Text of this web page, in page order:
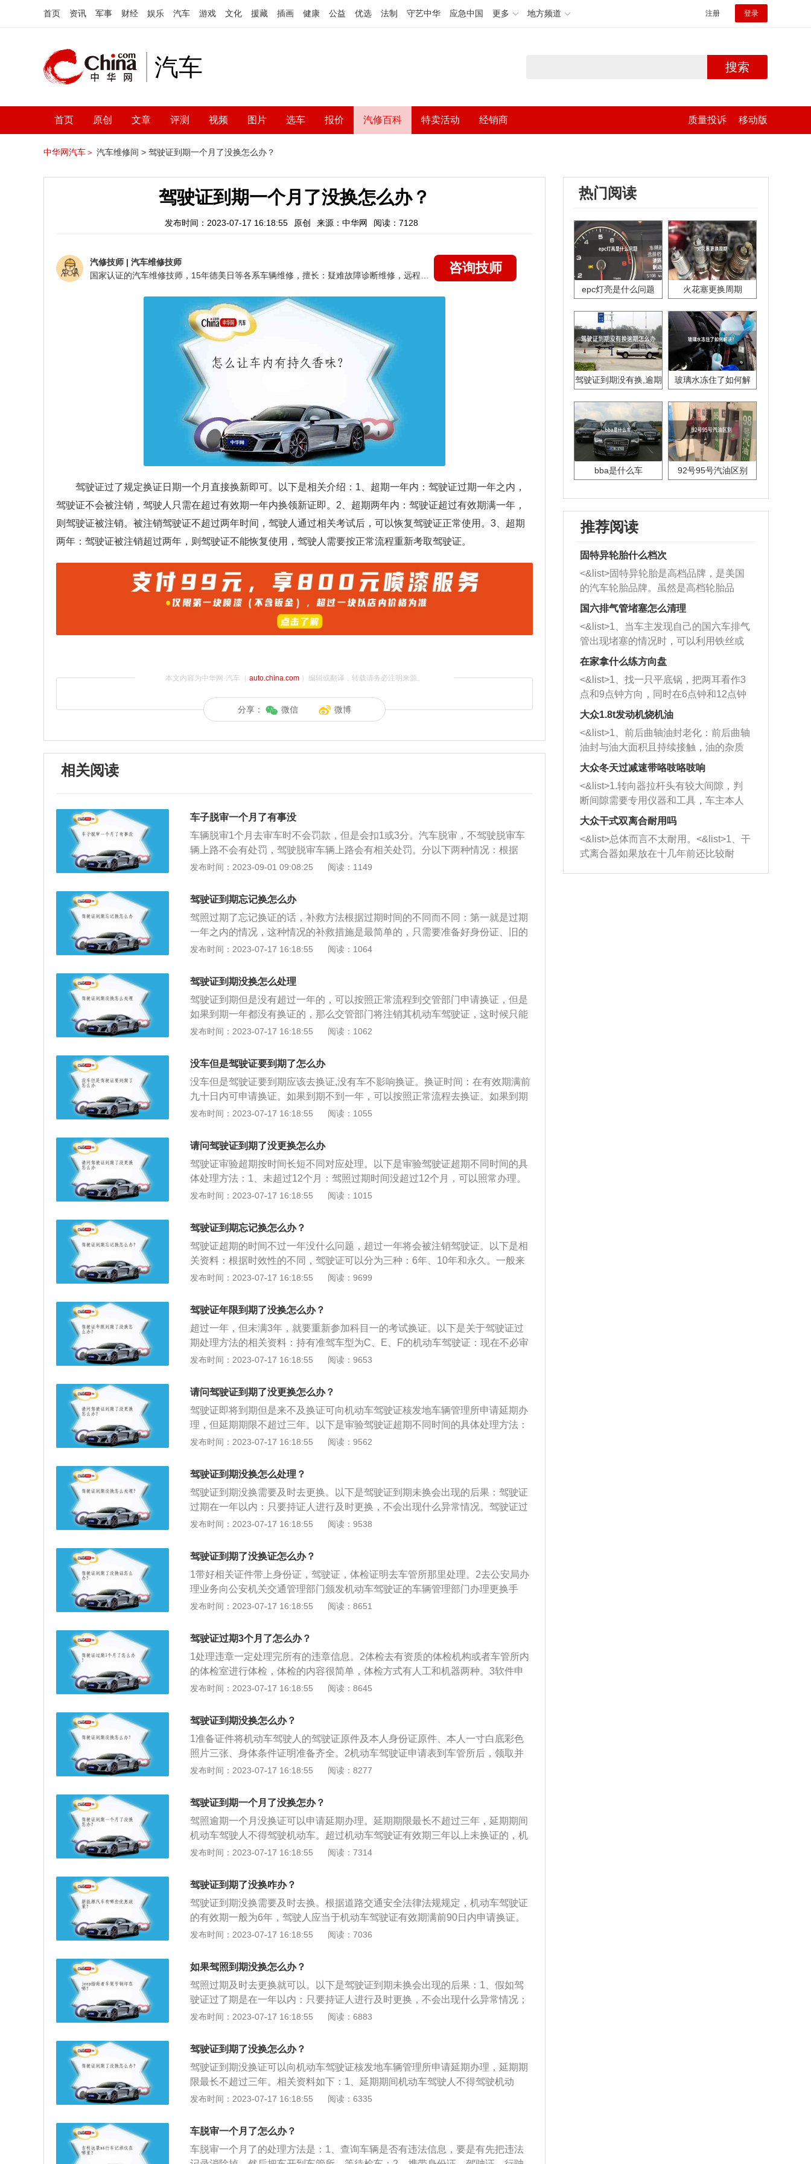
首页 资讯 军事 财经 娱乐 汽车 游戏 文化 援藏 插画 健康 公益 优选 法制 守艺中华 应急中国 更多 地方频道 注册 登录
汽车 搜索
首页 原创 文章 评测 视频 图片 选车 报价 汽修百科 特卖活动 经销商 质量投诉 移动版
中华网汽车＞ 汽车维修间 > 驾驶证到期一个月了没换怎么办？
驾驶证到期一个月了没换怎么办？
发布时间：2023-07-17 16:18:55 原创 来源：中华网 阅读：7128
汽修技师 | 汽车维修技师
咨询技师
驾驶证过了规定换证日期一个月直接换新即可。以下是相关介绍：1、超期一年内：驾驶证过期一年之内，
驾驶证不会被注销，驾驶人只需在超过有效期一年内换领新证即。2、超期两年内：驾驶证超过有效期满一年，
则驾驶证被注销。被注销驾驶证不超过两年时间，驾驶人通过相关考试后，可以恢复驾驶证正常使用。3、超期
两年：驾驶证被注销超过两年，则驾驶证不能恢复使用，驾驶人需要按正常流程重新考取驾驶证。
本文内容为中华网·汽车（ auto.china.com）编辑或翻译，转载请务必注明来源。
分享： 微信 微博
相关阅读
车子脱审一个月了有事没
车辆脱审1个月去审车时不会罚款，但是会扣1或3分。汽车脱审，不驾驶脱审车
辆上路不会有处罚，驾驶脱审车辆上路会有相关处罚。分以下两种情况：根据
《道路交通安全违法行为记分管理办法》规定：机动车驾驶人有下列交通违法行
游客运汽车、危险物品运输车辆上道路行驶的；机动车驾驶人有下列交通违法行
为之一，一次记1分：驾驶未按规定定期进行安全技术检验的公路客运汽车、旅
游客运汽车、危险物品运输车辆以外的机动车上道路行驶的。车辆脱审主要是指
汽车需要按期审验的未在规定的期限内进行审验。车辆脱审是可以补救的，按照
上面的处罚规定来看，只要不要连续三次脱审就还能重新审车，一旦发现脱审，
年检标志。汽车脱审没有时间上的限制自动注销车牌，但是脱审在路上行驶会罚
款，还需要补交脱审费。车辆脱审，主要是指汽车未在规定的期限内进行审验。
根据中华人民共和国公安部、生态环境部、交通运输部、市场监管总局四部门联
私家车检验周期、网上预约检验等系列新措施。新规已于2022年10月1日正式实
政策一样免年检，每两年可以直接领取车辆合格检验标志；2、车龄6-10年：上
线检验调整为2次，即第6年、第10年需要进行上线检验（原政策：第6年、第8
年、第10年需要上线检验）；3、车龄10年以上：上线检验调整为一年一检（原
政策：车龄超10年以上需一年一检，车龄超15年以上需半年一检）。除了私家车
每年检验1次），调整为10年内检验2次，（第6年、第10年），10年以后每年检
验1次。
发布时间：2023-09-01 09:08:25 阅读：1149
驾驶证到期忘记换怎么办
驾照过期了忘记换证的话，补救方法根据过期时间的不同而不同：第一就是过期
一年之内的情况，这种情况的补救措施是最简单的，只需要准备好身份证、旧的
驾驶证以及1寸彩色照片；然后处理完违章、换证体检合格之后，就可以去车管
咨询，在车管所的安排下进行科目一的考试，考试合格后才可以进行后续的换证
流程，流程和第一步的程序是一样的。第三种就是过期三年以上的情况，此种情
况的后果是最严重的，驾驶证直接被注销，是不允许换证的；如果车主还想继续
开车的话，只能找驾校报名，重新进行驾照的几个科目考试，在驾考有效期内全
部合格后，才可以重新拿到驾照，才能继续开车上路。有事耽误没能及时去换
以去有关部门说明自己的实际情况，然后申请延期换证。有一点需要注意，延期
的时间是在3年内，车主不能超过这个期限。
发布时间：2023-07-17 16:18:55 阅读：1064
驾驶证到期没换怎么处理
驾驶证到期但是没有超过一年的，可以按照正常流程到交管部门申请换证，但是
如果到期一年都没有换证的，那么交管部门将注销其机动车驾驶证，这时候只能
重新考取驾驶证。如果是因为出国等原因，不能及时换证的，可以去车管所办理
车。法律依据：《机动车驾驶证申领和使用规定》第五十六条：机动车驾驶人在
机动车驾驶证的六年有效期内，每个记分周期均未记满12分的，换发十年有效期
的机动车驾驶证;在机动车驾驶证的十年有效期内，每个记分周期均未记满12分
的，换发长期有效的机动车驾驶证。第七十七条：机动车驾驶人具有下列情形之
一的，车辆管理所应当注销其机动车驾驶证超过机动车驾驶证有效期一年以上未
间内办理驾驶证期满换证、审验、提交身体条件证明的，可以向机动车驾驶证核
发地车辆管理所申请延期办理。申请时应当填写申请表，并提交机动车驾驶人的
身份证明、机动车驾驶证和延期事由证明。延期期限最长不超过三年。延期期间
托代理去换证。法律规定，机动车驾驶人需要在机动车驾驶证有效期满前九十日
换证需要的时间一般为一天。机动车驾驶人申请时，需要填写申请表，并提交机
动车驾驶人的身份证明、机动车驾驶证、县级或者部队团级以上医疗机构出具的
有关身体条件的证明。
发布时间：2023-07-17 16:18:55 阅读：1062
没车但是驾驶证要到期了怎么办
没车但是驾驶证要到期应该去换证,没有车不影响换证。换证时间：在有效期满前
九十日内可申请换证。如果到期不到一年，可以按照正常流程去换证。如果到期
一年以上或者三年以内，驾照注销，需要通过科目一考试来换证。如果过期三年
照），依照法律机动车辆驾驶人员所需申领的证照。驾驶机动车需要一定的驾驶
技能，缺少这种技能的如果随意驾驶机动车，就有可能发生交通事故，无证不能
上路行驶。但对于已具备安全驾驶技术的人他们在道路上驾驶车辆，这种允许的
证件就是（驾驶证）。这说明驾驶证是一种（许可证明）。
发布时间：2023-07-17 16:18:55 阅读：1055
请问驾驶证到期了没更换怎么办
驾驶证审验超期按时间长短不同对应处理。以下是审验驾驶证超期不同时间的具
体处理方法：1、未超过12个月：驾照过期时间没超过12个月，可以照常办理。
2、超过一年未满三年：超过一年，但未满3年，就要重新参加科目一的考试换
新报名考驾照。过期期间不得驾驶机动车，否则可以按无证驾驶对待。有效期到
期超过三年，驾驶证等于作废注销，需要重新考驾照。驾驶证有效期满前90日
内，持身份证、驾驶证、身体条件证明和证件相片三张到核发地车管所领取并写
《机动车驾驶证申请表》，一并提交办理换证业务即是，交付工本费后领回新的
驾驶证。如果你本人有因或在异地不能自己申请办理换证业务时。你可将身份
底照片三张一同寄回，委托家人或朋友帮忙办理。但你必须在暂住地车管所领取
并填写好一份《机动车驾驶证申请表》(体检表亦在暂住地车管所领取，体检后)
再寄回，因为此表要与委托人共同签字方可办理。驾驶证更换具体流程1、将上
申请表》，表上需粘贴照片；3、机动车驾驶人持机动车驾驶证原件、身体条件
请换证。车管所会在审核合格后一个工作日内办理换证手续；4、需要注意的
是，驾驶员在申请换证前应先将车辆的违法行为、未缴纳罚款等情形处理完毕，
否则车管所将不予换证。
发布时间：2023-07-17 16:18:55 阅读：1015
驾驶证到期忘记换怎么办？
驾驶证超期的时间不过一年没什么问题，超过一年将会被注销驾驶证。以下是相
关资料：根据时效性的不同，驾驶证可以分为三种：6年、10年和永久。一般来
说，刚刚考出来的驾照多为六年有效期，6年之后就需要进行更换。驾照更换的
况，就可以更换成10年有效期的驾驶证。需要准备的证件有：本人的身份证原
件、身份证复印件、驾驶证原件、体检证明、一张一寸的照片等。如果超过了一
年，那就需要进行科目一的考试，通过考试之后就会重新核发你的驾驶证。如果
超过了两年，那就需要进行科目一、科目二和科目三的考试，科目四不需要补
考。
发布时间：2023-07-17 16:18:55 阅读：9699
驾驶证年限到期了没换怎么办？
超过一年，但未满3年，就要重新参加科目一的考试换证。以下是关于驾驶证过
期处理方法的相关资料：持有准驾车型为C、E、F的机动车驾驶证：现在不必审
验，到驾驶证有效期满换证时一并审验。但年龄在60周岁以上的机动车驾驶人，
机动车驾驶证准驾车型A1、A2、A3、B1、B2、N、P，应当每年进行一次身体
检查，从驾驶证上注明的初次领证日起十五天内，由本人或代理人向机动车驾驶
证管辖地区（县）交警支（大）队驾驶员管理部门提交区（县）级或者驻沪部队
团级以上医疗机构出具的《身体条件证明》。
发布时间：2023-07-17 16:18:55 阅读：9653
请问驾驶证到期了没更换怎么办？
驾驶证即将到期但是来不及换证可向机动车驾驶证核发地车辆管理所申请延期办
理，但延期期限不超过三年。以下是审验驾驶证超期不同时间的具体处理方法：
未超过12个月：驾照过期时间没超过12个月，可以照常办理。超过一年未满三
拿到驾照。超过三年：过期时间超过三年，那就需要重新报名考驾照。过期期间
不得驾驶机动车，否则可以按无证驾驶对待。有效期到期超过三年，驾驶证等于
作废注销，需要重新考驾照。
发布时间：2023-07-17 16:18:55 阅读：9562
驾驶证到期没换怎么处理？
驾驶证到期没换需要及时去更换。以下是驾驶证到期未换会出现的后果：驾驶证
过期在一年以内：只要持证人进行及时更换，不会出现什么异常情况。驾驶证过
期在一年以上、三年以内：这是驾驶证处于“注销可恢复”状态，持证人就要到车
过三年或以上：那么驾驶证就会被强制注销，这时候就只能再次报名驾校，重新
参加考试考取驾驶证。
发布时间：2023-07-17 16:18:55 阅读：9538
驾驶证到期了没换证怎么办？
1带好相关证件带上身份证，驾驶证，体检证明去车管所那里处理。2去公安局办
理业务向公安机关交通管理部门颁发机动车驾驶证的车辆管理部门办理更换手
续。
发布时间：2023-07-17 16:18:55 阅读：8651
驾驶证过期3个月了怎么办？
1处理违章一定处理完所有的违章信息。2体检去有资质的体检机构或者车管所内
的体检室进行体检，体检的内容很简单，体检方式有人工和机器两种。3软件申
请换证在“交管12123”软件中进行申请即可。
发布时间：2023-07-17 16:18:55 阅读：8645
驾驶证到期没换怎么办？
1准备证件将机动车驾驶人的驾驶证原件及本人身份证原件、本人一寸白底彩色
照片三张、身体条件证明准备齐全。2机动车驾驶证申请表到车管所后，领取并
填写《机动车驾驶证申请表》，表上需粘贴照片。3申请换证机动车驾驶人持机
4办理换证手续车管所会在审核合格后一个工作日内办理换证手续。5不予换证情
况驾驶员在申请换证前应先将车辆的违法行为、未缴纳罚款等情形处理完毕，否
则车管所将不予换证。
发布时间：2023-07-17 16:18:55 阅读：8277
驾驶证到期一个月了没换怎办？
驾照逾期一个月没换证可以申请延期办理。延期期限最长不超过三年，延期期间
机动车驾驶人不得驾驶机动车。超过机动车驾驶证有效期三年以上未换证的，机
动车驾驶证会被注销。以下是驾驶证的介绍：1、驾驶证简介：驾驶证是机动车
驶证是一种“许可证明”：驾驶机动车需要一定的驾驶技能，如果缺少这种技能，
随意驾驶机动车，就有可能发生交通事故，驾驶人无证不能上路行驶。但对于已
具备安全驾驶技术的人他们在道路上驾驶车辆，这种允许的证件就是“驾驶证”。
这说明驾驶证是一种“许可证明”。3、驾驶证的定义：国际上对驾驶证的定义
为：“为了驾驶汽车，主管当局发给的许可驾驶车辆的证明文件”。‍中国对驾驶证
了交通法规知识和驾驶技术后，经管理部门考试合格，核发许可驾驶某类机动车
的法律凭证”。
发布时间：2023-07-17 16:18:55 阅读：7314
驾驶证到期了没换咋办？
驾驶证到期没换需要及时去换。根据道路交通安全法律法规规定，机动车驾驶证
的有效期一般为6年，驾驶人应当于机动车驾驶证有效期满前90日内申请换证。
驾驶证超过有效期后不得驾驶机动车。更多介绍如下：1.同时还规定，超过有效
的考试后可恢复驾驶证的正常使用。3.如果被注销超过两年，则需要重新申领。
驾照过期换证要带的资料：1、即持县级或者部队团级以上医疗机构出具的身体
条件证明。2、本人身份证明原件及复印件。3、驾照原件。4、驾照申请表。5、
近期1寸白背景免冠彩色照片(3张)。
发布时间：2023-07-17 16:18:55 阅读：7036
如果驾照到期没换怎么办？
驾照过期及时去更换就可以。以下是驾驶证到期未换会出现的后果：1、假如驾
驶证过了期是在一年以内：只要持证人进行及时更换，不会出现什么异常情况；
2、假如驾驶证过期是在一年以上、三年以内：这是驾驶证处于“注销可恢复”状
证。3、驾驶证过期时间超过了三年或以上：那么驾驶证就会被强制注销，这时
候就只能再次报名驾校，重新参加考试考取驾驶证。
发布时间：2023-07-17 16:18:55 阅读：6883
驾驶证到期了没换怎么办？
驾驶证到期没换证可以向机动车驾驶证核发地车辆管理所申请延期办理，延期期
限最长不超过三年。相关资料如下：1、延期期间机动车驾驶人不得驾驶机动
车。2、超过机动车驾驶证有效期一年以上未换证，车辆管理所应当注销其机动
服兵役、出国（境）等原因，无法在规定时间内办理驾驶证期满换证、审验、提
交身体条件证明的可以申请延期办理。
发布时间：2023-07-17 16:18:55 阅读：6335
车脱审一个月了怎么办？
车脱审一个月了的处理方法是：1、查询车辆是否有违法信息，要是有先把违法
热门阅读
epc灯亮是什么问题 火花塞更换周期
驾驶证到期没有换,逾期
玻璃水冻住了如何解
bba是什么车 92号95号汽油区别
推荐阅读
固特异轮胎什么档次
<&list>固特异轮胎是高档品牌，是美国
的汽车轮胎品牌。虽然是高档轮胎品
牌，但是中高低端的轮胎都有生产，这
也是为了更好的开拓市场。
国六排气管堵塞怎么清理
<&list>1、当车主发现自己的国六车排气
管出现堵塞的情况时，可以利用铁丝或
者是细棍，直接将杂物给取出来，如果
堵塞情况比较严重，也可以采取应急措
施。 <&list>2、直接利用木棍将所有的
杂物推到排气管里面的位置处，然后将
三元催化器拆解开，就可以将堵塞的东
西取出来。但如果是因为积碳过多引起
的堵塞，就需要将三元催化器泡在草酸
洗剂对堵塞的情况得到解决，将清洗剂
放在燃油箱中，与燃油混合后，车辆启
动时，就可以和汽油一起进入到燃烧
室，最后形成废气排出，就可以让三元
催化器得到清洗，排气管堵塞的情况就
能够得到解决。
在家拿什么练方向盘
<&list>1、找一只平底锅，把两耳看作3
点和9点钟方向，同时在6点钟和12点钟
方向做一个标记。 <&list>2、双手握住
一圈半的练习，往右同样也要打相同的
圈数。 <&list>3、最后强调要反复练
习，这样就可以形成肌肉记忆，在真实
驾驶车辆时，不需要记忆也能打好方
向。
大众1.8t发动机烧机油
<&list>1、前后曲轴油封老化：前后曲轴
油封与油大面积且持续接触，油的杂质
和发动机内持续温度变化使其密封效果
逐渐减弱，导致渗油或漏油。<&list>2、
活塞间隙过大：积碳会使活塞环与缸体
的间隙扩大，导致机油流入燃烧室中，
造成烧机油。<&list>3、机油粘度。使用
机油粘度过小的话，同样会有烧机油现
象，机油粘度过小具有很好的流动性，
大众冬天过减速带咯吱咯吱响
<&list>1.转向器拉杆头有较大间隙，判
断间隙需要专用仪器和工具，车主本人
无法制作，需要将车辆送到修理厂或4s
店；<&list>2.车辆半轴套管防尘罩破
裂，破裂后会出现漏油现象，使半轴磨
损严重，磨损的半轴容易损坏，产生异
响；<&list>3.稳定器的转向胶套和球头
大众干式双离合耐用吗
<&list>总体而言不太耐用。<&list>1、干
式离合器如果放在十几年前还比较耐